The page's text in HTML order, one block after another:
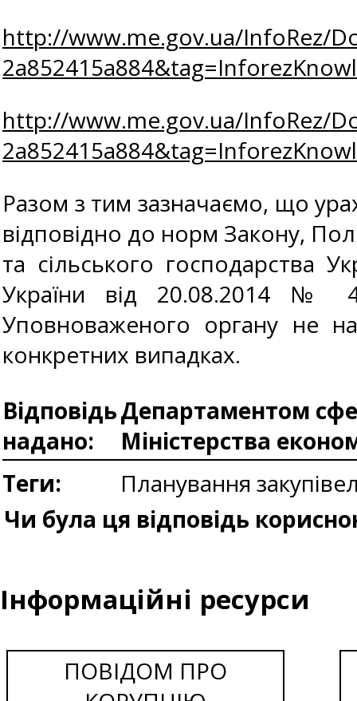
http://www.me.gov.ua/InfoRez/
http://www.me.gov.ua/InfoRez/
Разом з тим зазначаємо, що
відповідно до норм Закону,
та сільського господарства
України від 20.08.2014 №
Уповноваженого органу не
конкретних випадках.
Відповідь
надано:
Департаментом
Міністерства
Теги:
Планування
Чи була ця відповідь
Інформаційні ресурси
ПОВІДОМ ПРО